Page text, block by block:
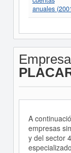
anuales
A
empresas
y del sector